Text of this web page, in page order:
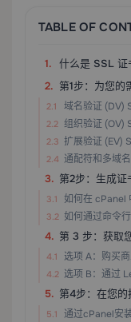
TABLE OF
什么是 SSL 证
第1步：为您
域名验证 (DV)
组织验证 (OV)
扩展验证 (EV)
通配符和多域
第2步：生成证
如何在 cPanel
如何通过命令
第 3 步：获取
选项 A：购买
选项 B：通过
第4步：在您
通过cPanel安